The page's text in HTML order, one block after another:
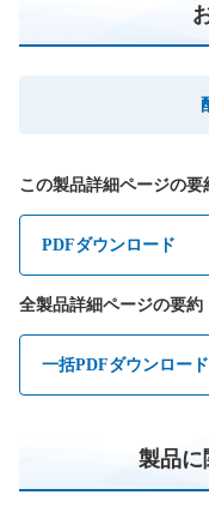
この製品詳細ページの要
PDFダウンロード
全製品詳細ページの要約
一括PDFダウンロード
製品に